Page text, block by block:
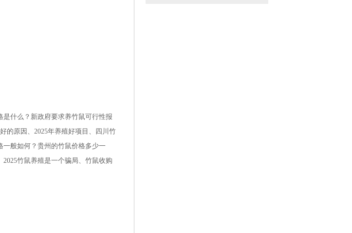
是什么？新政府要求养竹鼠可行性报
的原因、2025年养殖好项目、四川竹
一般如何？贵州的竹鼠价格多少一
竹鼠养殖是一个骗局、竹鼠收购